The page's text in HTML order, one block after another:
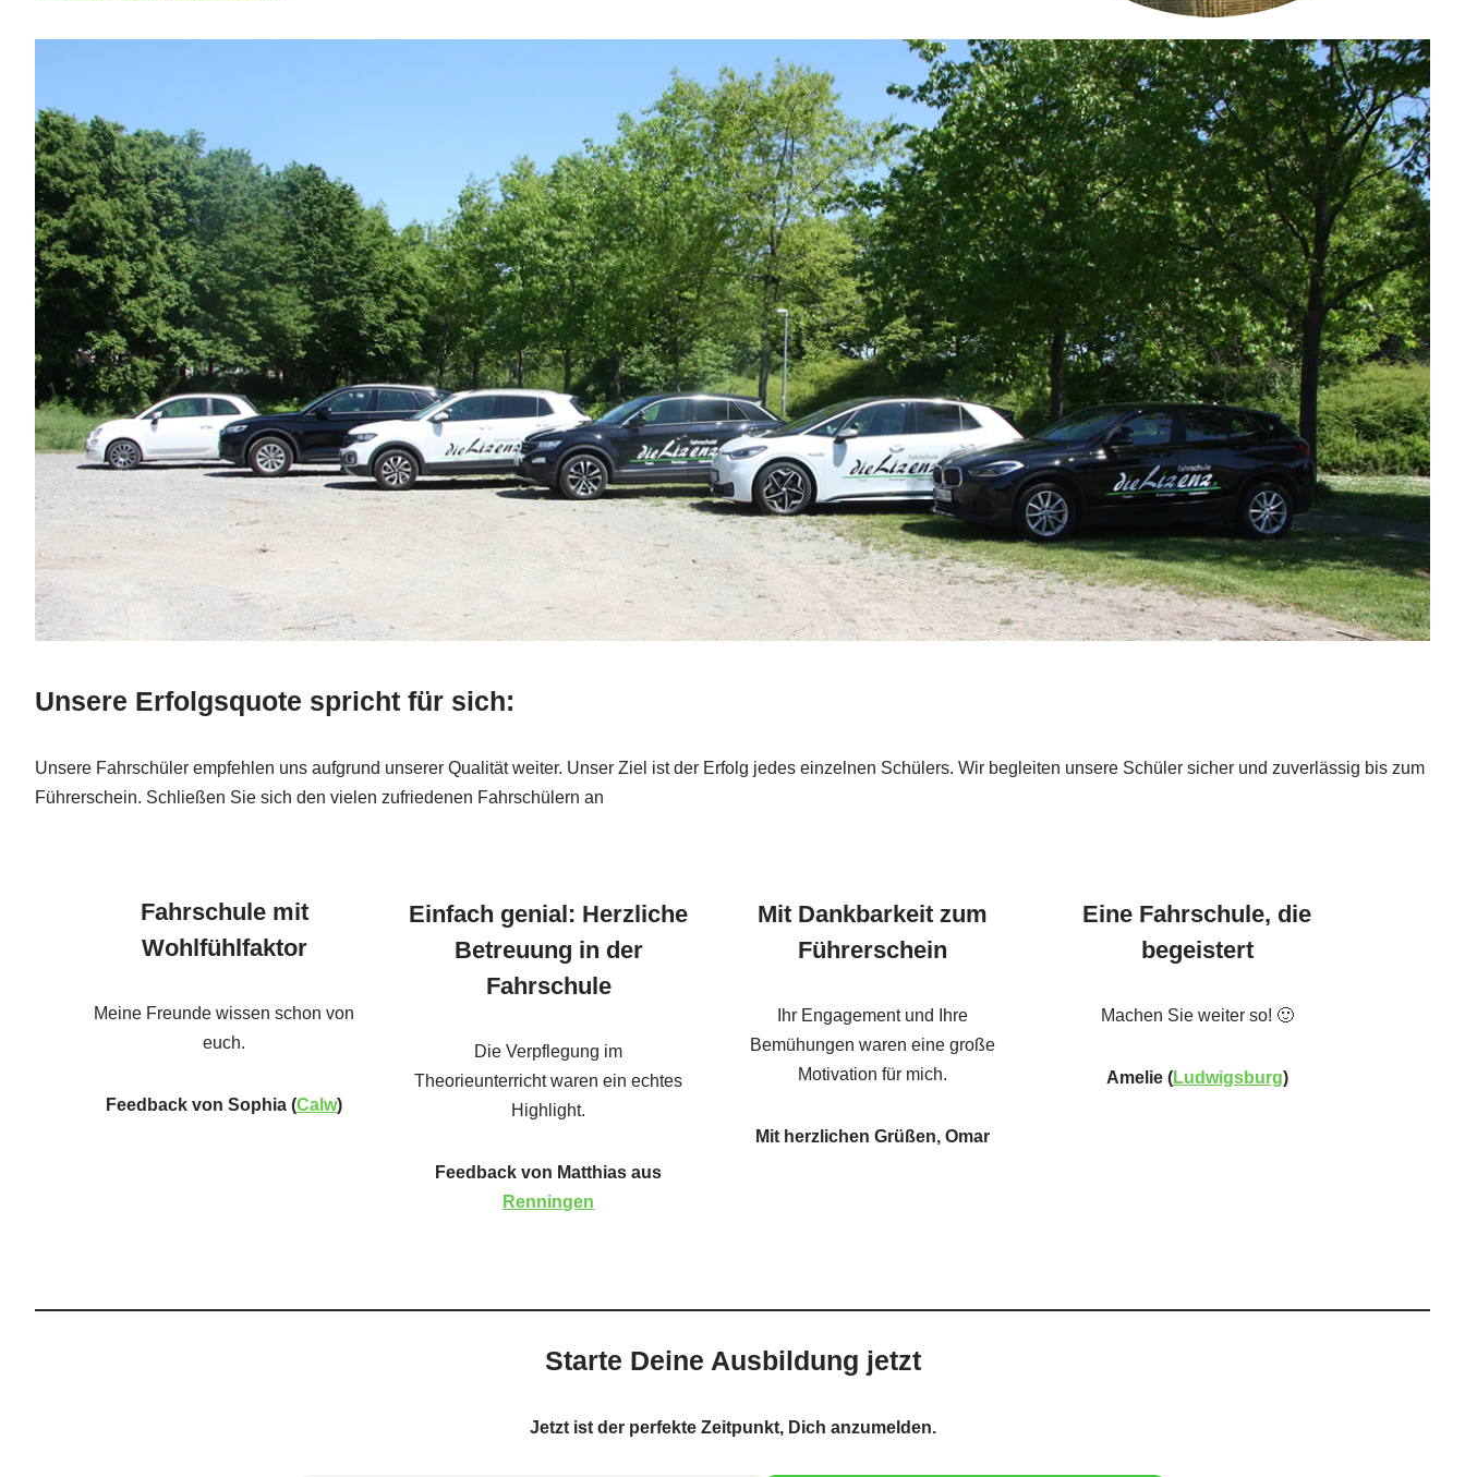
Unsere Erfolgsquote spricht für sich:
Unsere Fahrschüler empfehlen uns aufgrund unserer Qualität weiter. Unser Ziel ist der Erfolg jedes einzelnen Schülers. Wir begleiten unsere Schüler sicher und zuverlässig bis zum
Führerschein. Schließen Sie sich den vielen zufriedenen Fahrschülern an
Fahrschule mit
Wohlfühlfaktor
Meine Freunde wissen schon von
euch.
Feedback von Sophia (Calw)
Einfach genial: Herzliche
Betreuung in der
Fahrschule
Die Verpflegung im
Theorieunterricht waren ein echtes
Highlight.
Feedback von Matthias aus
Renningen
Mit Dankbarkeit zum
Führerschein
Ihr Engagement und Ihre
Bemühungen waren eine große
Motivation für mich.
Mit herzlichen Grüßen, Omar
Eine Fahrschule, die
begeistert
Machen Sie weiter so! 🙂
Amelie (Ludwigsburg)
Starte Deine Ausbildung jetzt
Jetzt ist der perfekte Zeitpunkt, Dich anzumelden.